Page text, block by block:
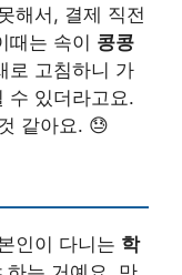
해서, 결제 직전
때는 속이 콩콩
로 고침하니 가
수 있더라고요.
같아요. 😓
인이 다니는 학